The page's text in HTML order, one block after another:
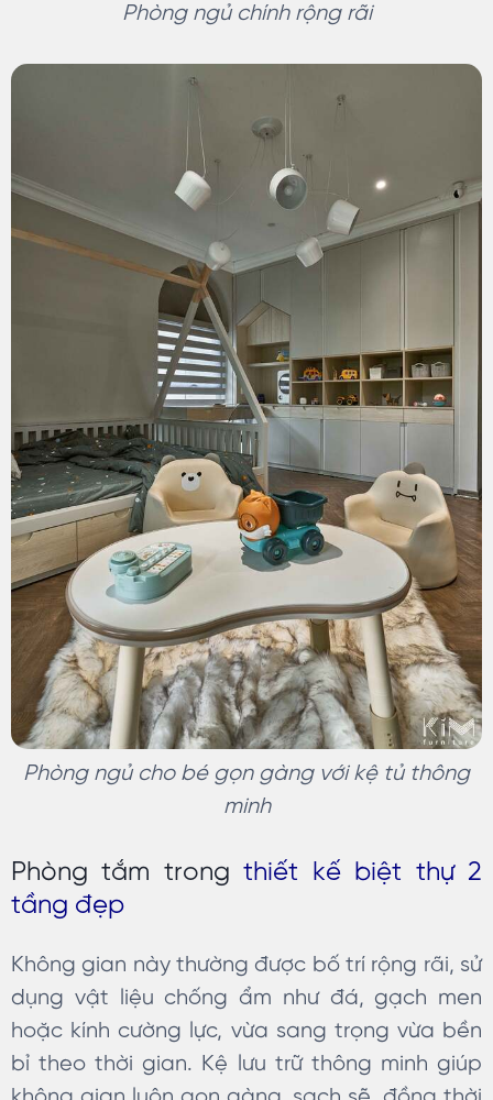
Phòng ngủ chính rộng rãi
Phòng ngủ cho bé gọn gàng với kệ tủ thông
minh
Phòng tắm trongthiết kế biệt thự 2
tầng đẹp
Không gian này thường được bố trí rộng rãi, sử
dụng vật liệu chống ẩm như đá, gạch men
hoặc kính cường lực, vừa sang trọng vừa bền
bỉ theo thời gian. Kệ lưu trữ thông minh giúp